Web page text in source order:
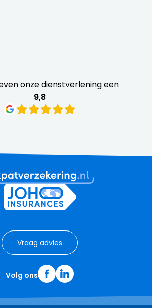
onze dienstverlening een
9,8
Vraag advies
Volg ons